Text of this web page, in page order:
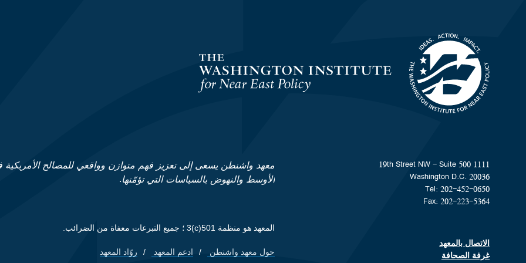
Homepage
1111 19th Street NW - Suite 500
Washington D.C. 20036
Tel: 202-452-0650
Fax: 202-223-5364
Footer contact links
الاتصال بالمعهد
غرفة الصحافة
معهد واشنطن يسعى إلى تعزيز فهم متوازن وواقعي للمصالح
الأوسط والنهوض بالسياسات التي تؤمّنها.
المعهد هو منظمة 501(c)3 ؛ جميع التبرعات معفاة من الضرائب.
Footer quick links
حول معهد واشنطن ادعم المعهد روّاد المعهد